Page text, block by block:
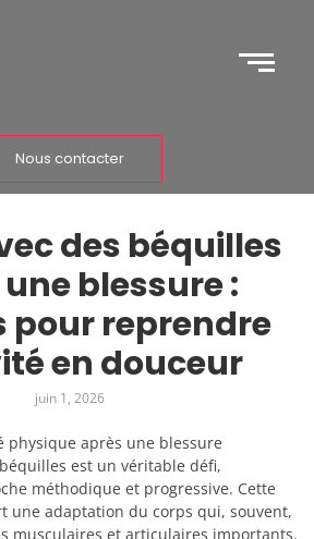
Nous contacter
des béquilles
blessure :
pour reprendre
en douceur
juin 1, 2026
physique après une blessure
est un véritable défi,
méthodique et progressive. Cette
une adaptation du corps qui, souvent,
musculaires et articulaires importants.